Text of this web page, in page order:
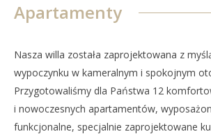
Apartamenty
Nasza willa została zaprojektowana z
wypoczynku w kameralnym i spokojnym
Przygotowaliśmy dla Państwa 12
i nowoczesnych apartamentów,
funkcjonalne, specjalnie zaprojektowane